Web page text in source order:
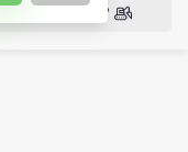
демонтаж?